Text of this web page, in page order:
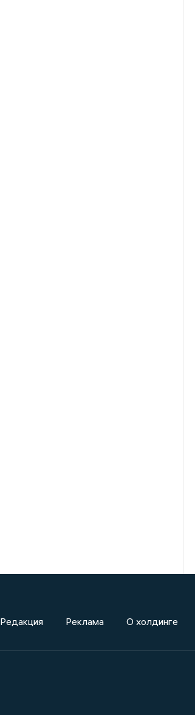
Редакция Реклама О холдинге